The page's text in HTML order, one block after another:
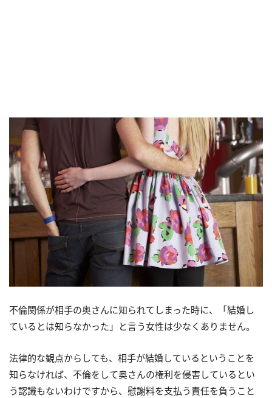
不倫関係が相手の奥さんに知られてしまった時に、「結婚し
ているとは知らなかった」と言う女性は少なくありません。
法律的な観点からしても、相手が結婚しているということを
知らなければ、不倫をして奥さんの権利を侵害しているとい
う認識もないわけですから、慰謝料を支払う責任を負うこと